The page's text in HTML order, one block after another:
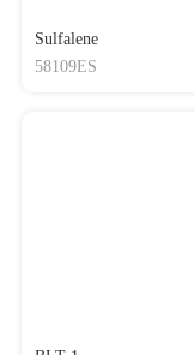
Sulfalene
58109ES